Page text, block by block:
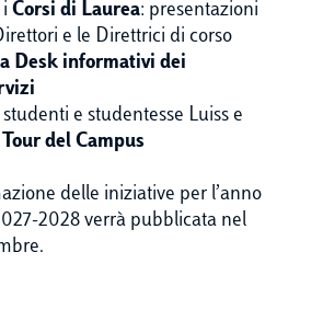
Corsi di Laurea: presentazioni
e le Direttrici di corso
Desk informativi dei
e studentesse Luiss e
Tour del Campus
delle iniziative per l’anno
2028 verrà pubblicata nel